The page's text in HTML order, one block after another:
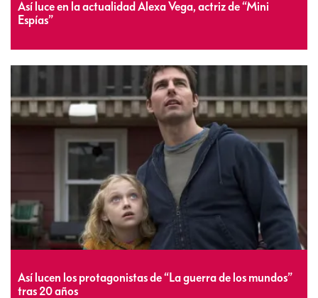
Así luce en la actualidad Alexa Vega, actriz de “Mini
Espías”
Así lucen los protagonistas de “La guerra de los mundos”
tras 20 años